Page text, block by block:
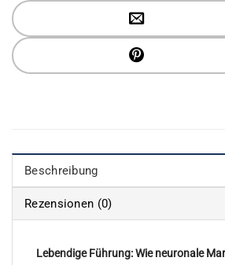
Beschreibung
Rezensionen (0)
Lebendige Führung: Wie neuronale